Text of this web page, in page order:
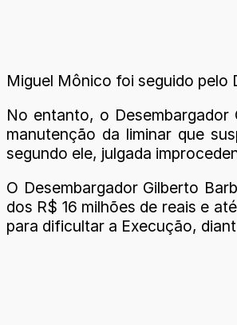
Miguel Mônico foi seguido pelo
No entanto, o
manutenção da liminar que
segundo ele, julgada
O Desembargador Gilberto
dos R$ 16 milhões de reais e
para dificultar a Execução,